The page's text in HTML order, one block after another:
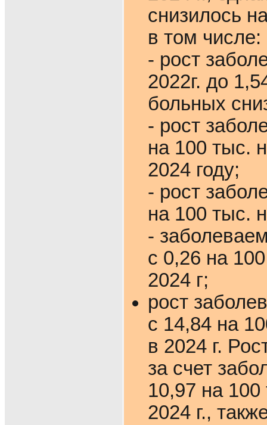
снизилось
в том числе:
- рост
2022г. до
больных
- рост
на 100 тыс.
2024 году;
- рост
на 100 тыс.
-
с 0,26 на
2024 г;
рост
с 14,84 на
в 2024 г.
за счет
10,97 на
2024 г.,